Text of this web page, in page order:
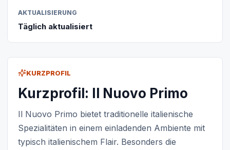
KURZPROFIL
Kurzprofil: Il Nuovo Primo
Il Nuovo Primo bietet traditionelle italienische
Spezialitäten in einem einladenden Ambiente mit
typisch italienischem Flair. Besonders die
AKTUALISIERUNG
Täglich aktualisiert